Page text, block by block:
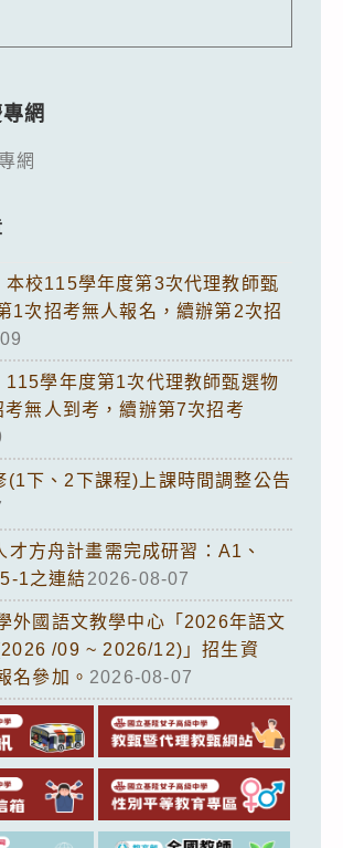
網
網
本校115學年度第3次代理教師甄
1次招考無人報名，續辦第2次招
115學年度第1次代理教師甄選物
無人到考，續辦第7次招考
(1下、2下課程)上課時間調整公告
才方舟計畫需完成研習：A1、
1之連結2026-08-07
外國語文教學中心「2026年語文
/09 ~ 2026/12)」招生資
名參加。 2026-08-07